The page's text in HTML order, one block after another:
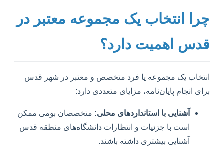
چرا انتخاب یک مجموعه معتبر در
قدس اهمیت دارد؟
انتخاب یک مجموعه یا فرد متخصص و معتبر در شهر قدس
برای انجام پایان‌نامه، مزایای متعددی دارد:
آشنایی با استانداردهای محلی: متخصصان بومی ممکن
است با جزئیات و انتظارات دانشگاه‌های منطقه قدس
آشنایی بیشتری داشته باشند.